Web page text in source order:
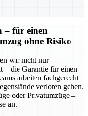
– für einen
ohne Risiko
wir nicht nur
– die Garantie für einen
arbeiten fachgerecht
verloren gehen.
oder Privatumzüge –
an.